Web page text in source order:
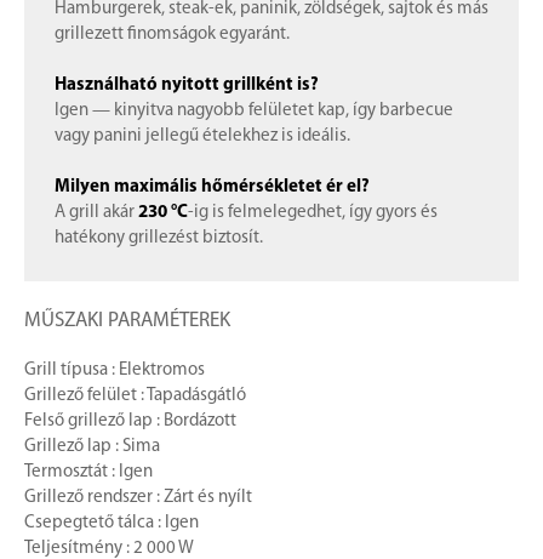
Hamburgerek, steak-ek, paninik, zöldségek, sajtok és más
grillezett finomságok egyaránt.
Használható nyitott grillként is?
Igen — kinyitva nagyobb felületet kap, így barbecue
vagy panini jellegű ételekhez is ideális.
Milyen maximális hőmérsékletet ér el?
A grill akár 230 °C-ig is felmelegedhet, így gyors és
hatékony grillezést biztosít.
MŰSZAKI PARAMÉTEREK
Grill típusa : Elektromos
Grillező felület : Tapadásgátló
Felső grillező lap : Bordázott
Grillező lap : Sima
Termosztát : Igen
Grillező rendszer : Zárt és nyílt
Csepegtető tálca : Igen
Teljesítmény : 2 000 W